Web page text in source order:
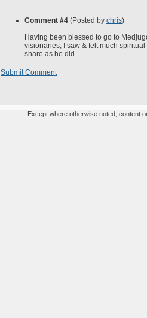
Comment #4 (Posted by chris)
Having been blessed to go to
visionaries, I saw & felt much
share as he did.
Submit Comment
Except where otherwise noted, content